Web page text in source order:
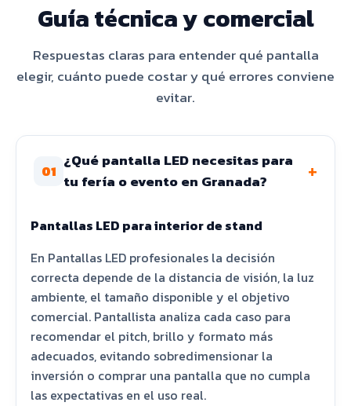
Guía técnica y comercial
Respuestas claras para entender qué pantalla
elegir, cuánto puede costar y qué errores conviene
evitar.
01
¿Qué pantalla LED necesitas para
tu fería o evento en Granada?
+
Pantallas LED para interior de stand
En Pantallas LED profesionales la decisión
correcta depende de la distancia de visión, la luz
ambiente, el tamaño disponible y el objetivo
comercial. Pantallista analiza cada caso para
recomendar el pitch, brillo y formato más
adecuados, evitando sobredimensionar la
inversión o comprar una pantalla que no cumpla
las expectativas en el uso real.